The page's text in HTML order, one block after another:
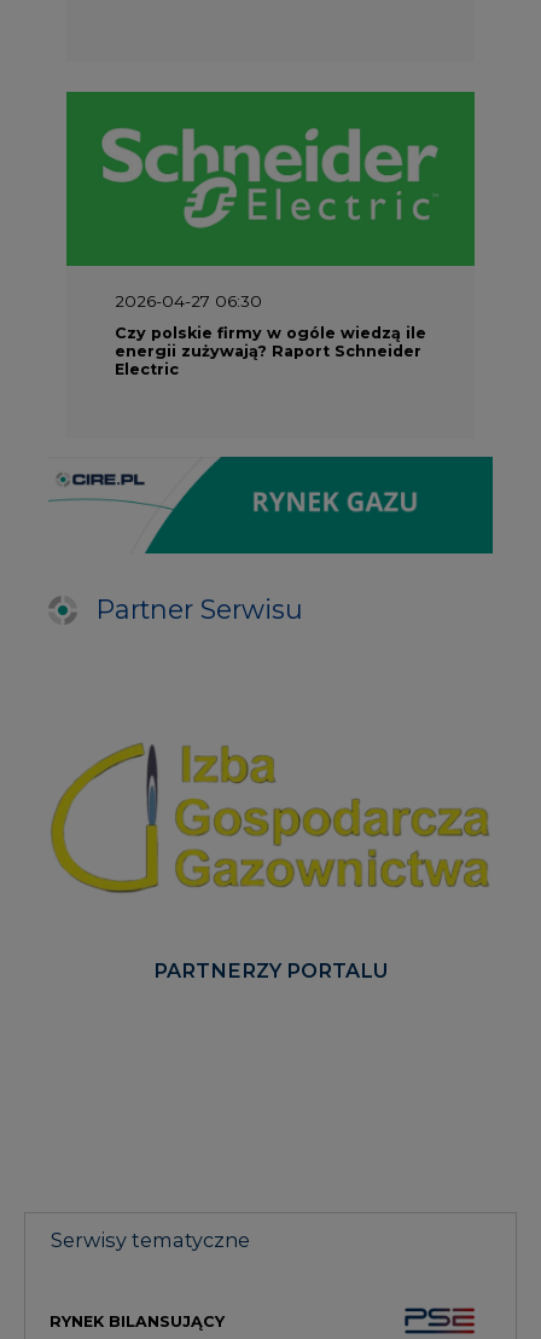
2026-04-27 06:30
Czy polskie firmy w ogóle wiedzą ile
energii zużywają? Raport Schneider
Electric
Partner Serwisu
PARTNERZY PORTALU
Serwisy tematyczne
RYNEK BILANSUJĄCY